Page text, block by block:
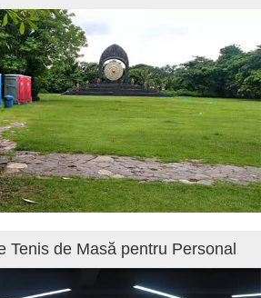
Tenis de Masă pentru Personal